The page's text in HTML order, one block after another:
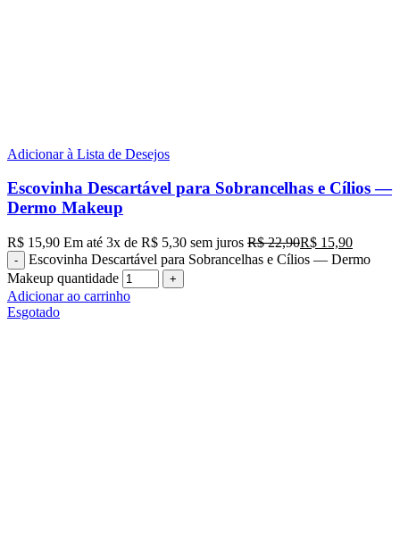
Adicionar à Lista de Desejos
Escovinha Descartável para Sobrancelhas e Cílios —
Dermo Makeup
R$ 15,90 Em até 3x de R$ 5,30 sem juros R$22,90R$ 15,90
Escovinha Descartável para Sobrancelhas e Cílios — Dermo
Makeup quantidade
Adicionar ao carrinho
Esgotado